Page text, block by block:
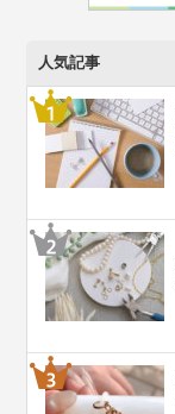
人気記事